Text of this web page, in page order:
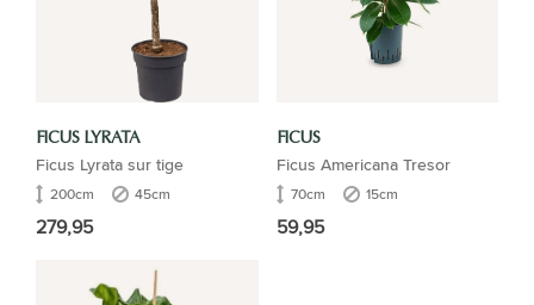
FICUS LYRATA
Ficus Lyrata sur tige
200cm 45cm
279,95
FICUS
Ficus Americana Tresor
70cm 15cm
59,95